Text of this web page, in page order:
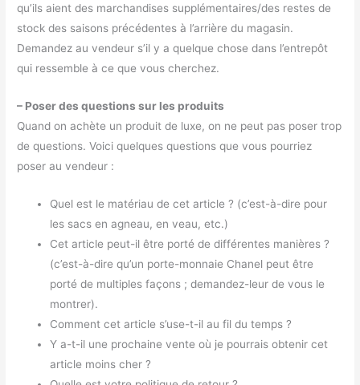
qu’ils aient des marchandises supplémentaires/des restes de
stock des saisons précédentes à l’arrière du magasin.
Demandez au vendeur s’il y a quelque chose dans l’entrepôt
qui ressemble à ce que vous cherchez.
– Poser des questions sur les produits
Quand on achète un produit de luxe, on ne peut pas poser trop
de questions. Voici quelques questions que vous pourriez
poser au vendeur :
Quel est le matériau de cet article ? (c’est-à-dire pour
les sacs en agneau, en veau, etc.)
Cet article peut-il être porté de différentes manières ?
(c’est-à-dire qu’un porte-monnaie Chanel peut être
porté de multiples façons ; demandez-leur de vous le
montrer).
Comment cet article s’use-t-il au fil du temps ?
Y a-t-il une prochaine vente où je pourrais obtenir cet
article moins cher ?